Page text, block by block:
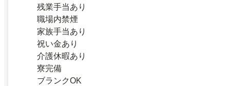
残業手当あり
職場内禁煙
家族手当あり
祝い金あり
介護休暇あり
寮完備
ブランクOK